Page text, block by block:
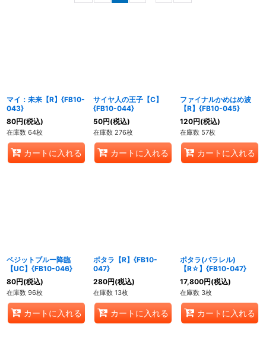
マイ：未来【R】{FB10-
043}
80円(税込)
在庫数 64枚
カートに入れる
サイヤ人の王子【C】
{FB10-044}
50円(税込)
在庫数 276枚
カートに入れる
ファイナルかめはめ波
【R】{FB10-045}
120円(税込)
在庫数 57枚
カートに入れる
ベジットブルー降臨
【UC】{FB10-046}
80円(税込)
在庫数 96枚
カートに入れる
ポタラ【R】{FB10-
047}
280円(税込)
在庫数 13枚
カートに入れる
ポタラ(パラレル)
【R☆】{FB10-047}
17,800円(税込)
在庫数 3枚
カートに入れる